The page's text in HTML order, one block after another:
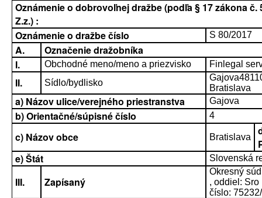
Oznámenie o dobrovoľnej dražbe (podľa § 17 zákona č.
Z.z.) :
Oznámenie o dražbe číslo
S 80/2017
A.
Označenie dražobníka
I.
Obchodné meno/meno a priezvisko Finlegal
II. Sídlo/bydlisko
Bratislava
a) Názov ulice/verejného priestranstva Gajova
b) Orientačné/súpisné číslo 4
c) Názov obce Bratislava
e) Štát
Slovenská
III. Zapísaný
Okresný
, oddiel: Sro
číslo: